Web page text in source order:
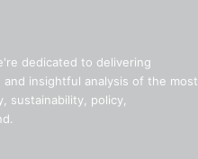
dedicated to delivering
and insightful analysis of the most
sustainability, policy,